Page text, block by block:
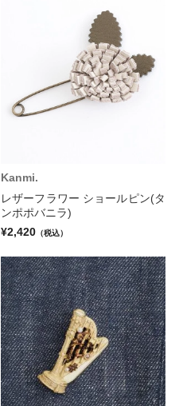
Kanmi.
レザーフラワー ショールピン(タ
ンポポバニラ)
¥2,420 （税込）